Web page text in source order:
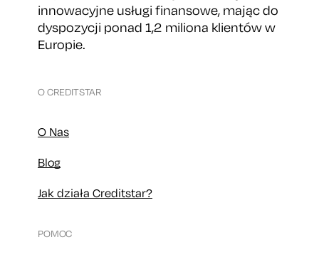
innowacyjne usługi finansowe, mając do
dyspozycji ponad 1,2 miliona klientów w
Europie.
O CREDITSTAR
O Nas
Blog
Jak działa Creditstar?
POMOC